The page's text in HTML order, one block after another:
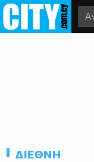
ΔΙΕΘΝΗ